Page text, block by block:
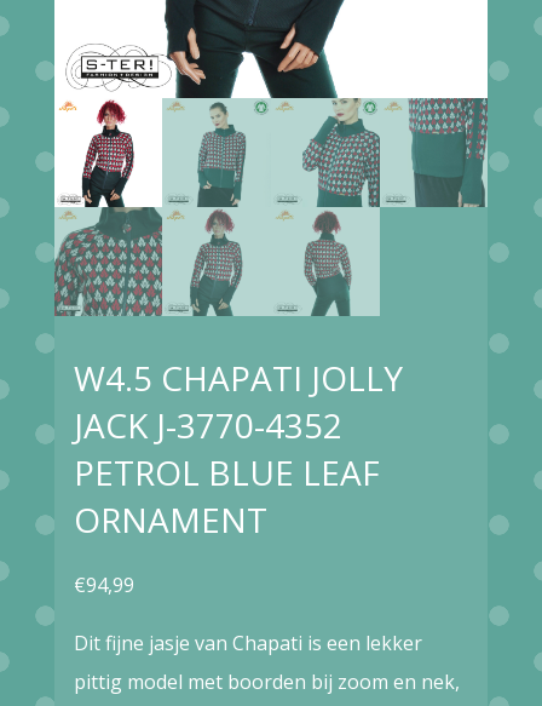
W4.5 CHAPATI JOLLY
JACK J-3770-4352
PETROL BLUE LEAF
ORNAMENT
€94,99
Dit fijne jasje van Chapati is een lekker
pittig model met boorden bij zoom en nek,